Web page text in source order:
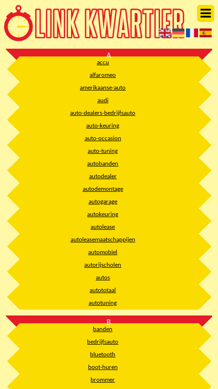
A
accu
alfaromeo
amerikaanse-auto
audi
auto-dealers-bedrijfsauto
auto-keuring
auto-occasion
auto-tuning
autobanden
autodealer
autodemontage
autogarage
autokeuring
autolease
autoleasemaatschappijen
automobiel
autorijscholen
autos
autototaal
autotuning
B
banden
bedrijfsauto
bluetooth
boot-huren
brommer